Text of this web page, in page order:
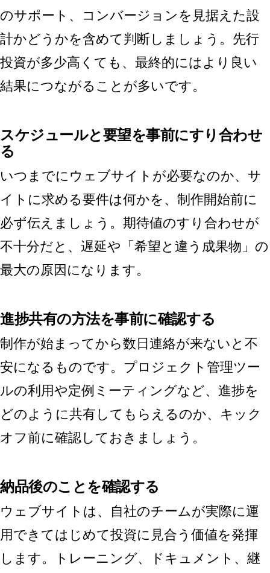
のサポート、コンバージョンを見据えた設
計かどうかを含めて判断しましょう。先行
投資が多少高くても、最終的にはより良い
結果につながることが多いです。
スケジュールと要望を事前にすり合わせ
る
いつまでにウェブサイトが必要なのか、サ
イトに求める要件は何かを、制作開始前に
必ず伝えましょう。期待値のすり合わせが
不十分だと、遅延や「希望と違う成果物」の
最大の原因になります。
進捗共有の方法を事前に確認する
制作が始まってから数日連絡が来ないと不
安になるものです。プロジェクト管理ツー
ルの利用や定例ミーティングなど、進捗を
どのように共有してもらえるのか、キック
オフ前に確認しておきましょう。
納品後のことを確認する
ウェブサイトは、自社のチームが実際に運
用できてはじめて投資に見合う価値を発揮
します。トレーニング、ドキュメント、継